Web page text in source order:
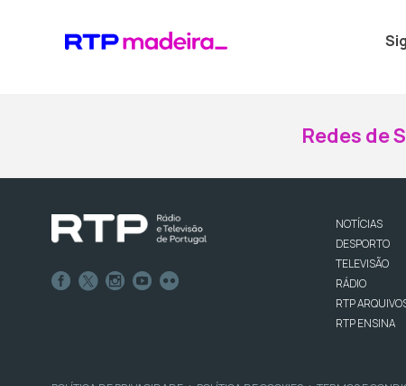
Redes de
NOTÍCIAS
DESPORTO
TELEVISÃO
RÁDIO
RTP
RTP ENSINA